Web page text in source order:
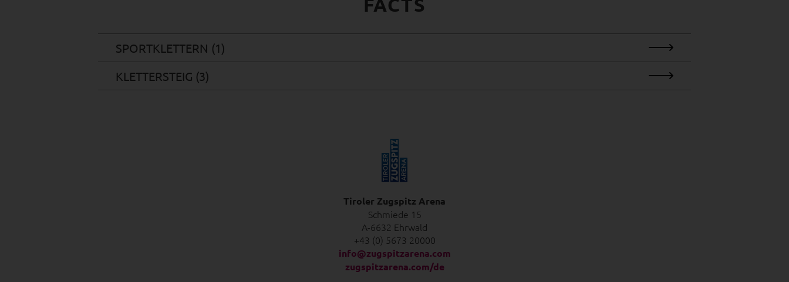
SPORTKLETTERN (1)
KLETTERSTEIG (3)
Tiroler Zugspitz Arena
Schmiede 15
A-6632 Ehrwald
+43 (0) 5673 20000
info@zugspitzarena.com
zugspitzarena.com/de